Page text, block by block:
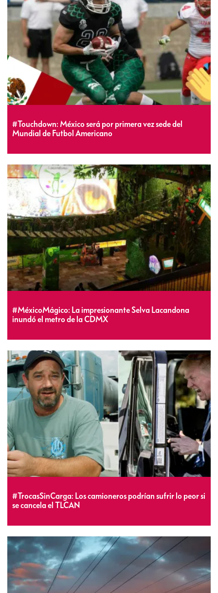
#Touchdown: México será por primera vez sede del
Mundial de Futbol Americano
#MéxicoMágico: La impresionante Selva Lacandona
inundó el metro de la CDMX
#TrocasSinCarga: Los camioneros podrían sufrir lo peor si
se cancela el TLCAN